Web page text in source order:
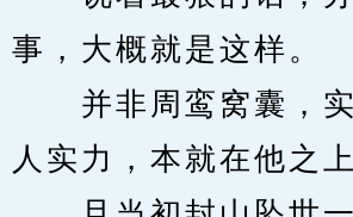
事，大概就是这样。
并非周鸾窝囊，实
人实力，本就在他之上